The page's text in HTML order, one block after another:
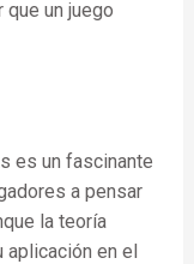
un juego
es un fascinante
a pensar
la teoría
en el